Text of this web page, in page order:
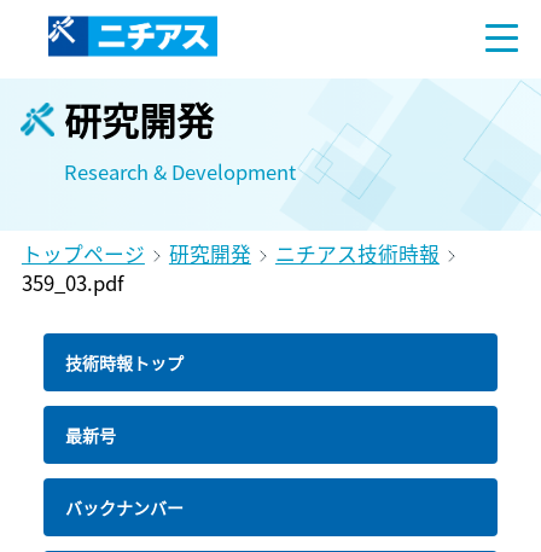
研究開発
Research & Development
トップページ 研究開発
ニチアス技術時報
359_03.pdf
技術時報トップ
最新号
バックナンバー